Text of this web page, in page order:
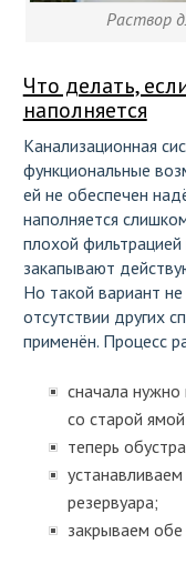
Раствор
Что делать,
наполняется
Канализационная
функциональные
ей не обеспечен
наполняется
плохой
закапывают
Но такой вариант
отсутствии других
применён. Процесс
сначала
со старой
теперь
резервуара;
закрываем